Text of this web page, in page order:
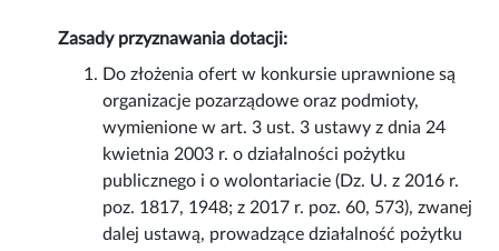
Zasady przyznawania dotacji:
Do złożenia ofert w konkursie uprawnione są
organizacje pozarządowe oraz podmioty,
wymienione w art. 3 ust. 3 ustawy z dnia 24
kwietnia 2003 r. o działalności pożytku
publicznego i o wolontariacie (Dz. U. z 2016 r.
poz. 1817, 1948; z 2017 r. poz. 60, 573), zwanej
dalej ustawą, prowadzące działalność pożytku